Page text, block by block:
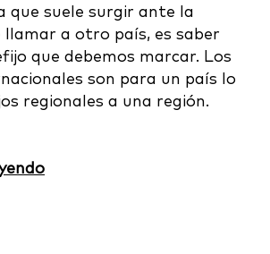
que suele surgir ante la
llamar a otro país, es saber
que debemos marcar. Los
son para un país lo
regionales a una región.